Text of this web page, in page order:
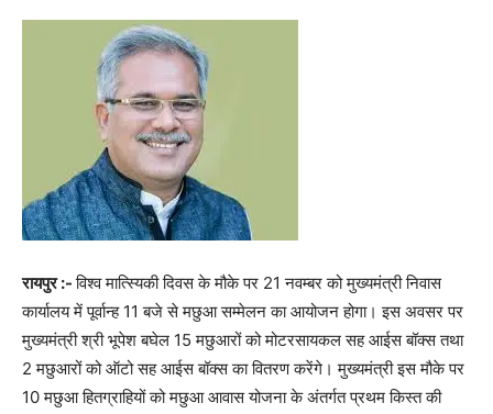
रायपुर :-विश्व मात्स्यिकी दिवस के मौके पर 21 नवम्बर को मुख्यमंत्री निवास
कार्यालय में पूर्वान्ह 11 बजे से मछुआ सम्मेलन का आयोजन होगा। इस अवसर पर
मुख्यमंत्री श्री भूपेश बघेल 15 मछुआरों को मोटरसायकल सह आईस बॉक्स तथा
2 मछुआरों को ऑटो सह आईस बॉक्स का वितरण करेंगे। मुख्यमंत्री इस मौके पर
10 मछुआ हितग्राहियों को मछुआ आवास योजना के अंतर्गत प्रथम किस्त की